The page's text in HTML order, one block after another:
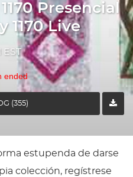
Presencial
1170 Live
EST
ended
(355)
estupenda de darse
colección, regístrese